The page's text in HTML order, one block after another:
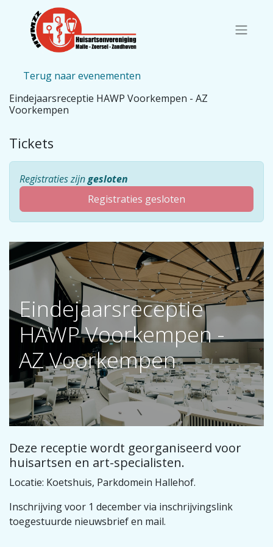
Terug naar evenementen
Eindejaarsreceptie HAWP Voorkempen - AZ
Voorkempen
Tickets
Registraties zijngesloten
Registraties gesloten
Eindejaarsreceptie
HAWP Voorkempen -
AZ Voorkempen
Deze receptie wordt georganiseerd voor
huisartsen en art-specialisten.
Locatie: Koetshuis, Parkdomein Hallehof.
Inschrijving voor 1 december via inschrijvingslink
toegestuurde nieuwsbrief en mail.